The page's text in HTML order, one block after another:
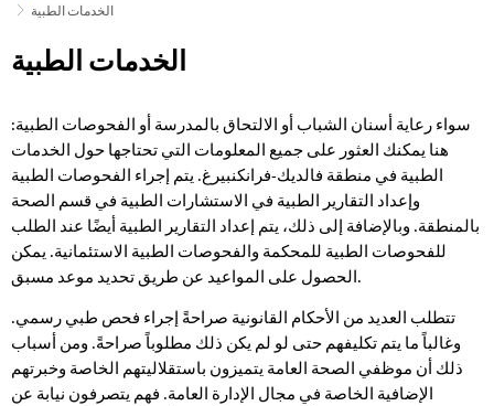
الخدمات الطبية
الخدمات
الخدمات الطبية
سواء رعاية أسنان الشباب أو الالتحاق بالمدرسة أو الفحوصات الطبية:
هنا يمكنك العثور على جميع المعلومات التي تحتاجها حول الخدمات
الطبية في منطقة فالديك-فرانكنبيرغ. يتم إجراء الفحوصات الطبية
وإعداد التقارير الطبية في الاستشارات الطبية في قسم الصحة
بالمنطقة. وبالإضافة إلى ذلك، يتم إعداد التقارير الطبية أيضًا عند الطلب
للفحوصات الطبية للمحكمة والفحوصات الطبية الاستئمانية. يمكن
الحصول على المواعيد عن طريق تحديد موعد مسبق.
تتطلب العديد من الأحكام القانونية صراحةً إجراء فحص طبي رسمي.
وغالباً ما يتم تكليفهم حتى لو لم يكن ذلك مطلوباً صراحةً. ومن أسباب
ذلك أن موظفي الصحة العامة يتميزون باستقلاليتهم الخاصة وخبرتهم
الإضافية الخاصة في مجال الإدارة العامة. فهم يتصرفون نيابة عن